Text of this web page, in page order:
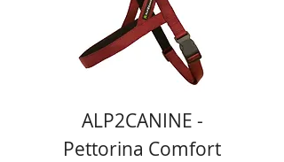
ALP2CANINE -
Pettorina Comfort